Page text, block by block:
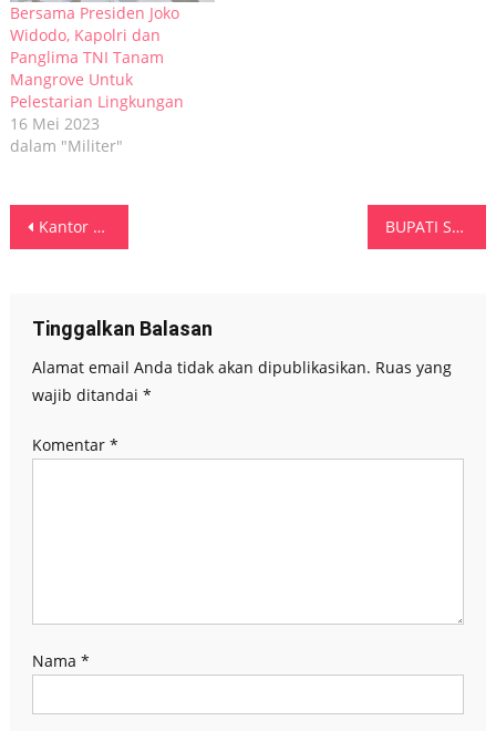
Bersama Presiden Joko
Widodo, Kapolri dan
Panglima TNI Tanam
Mangrove Untuk
Pelestarian Lingkungan
16 Mei 2023
dalam "Militer"
Navigasi
Kantor PN Dataran Honipupu SBB Provinsi Maluku Resmi Diluncurkan BUPATI SBT PIMPIN UPACARA HARI KESEHATAN NASIONAL KE-54
Tinggalkan Balasan
Alamat email Anda tidak akan dipublikasikan. Ruas yang
wajib ditandai *
Komentar *
Nama *